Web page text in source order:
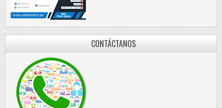
CONTÁCTANOS